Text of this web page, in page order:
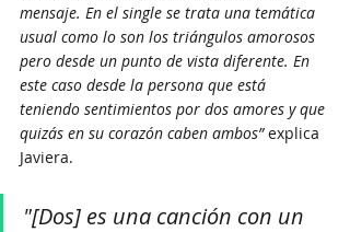
mensaje. En el single se trata una temática
usual como lo son los triángulos amorosos
pero desde un punto de vista diferente. En
este caso desde la persona que está
teniendo sentimientos por dos amores y que
quizás en su corazón caben ambos” explica
Javiera.
"[Dos] es una canción con un